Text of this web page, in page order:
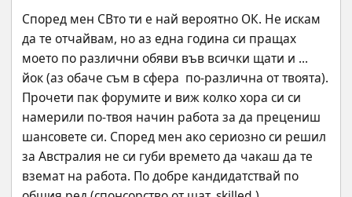
Според мен СВто ти е най вероятно ОК. Не искам
да те отчайвам, но аз една година си пращах
моето по различни обяви във всички щати и ...
йок (аз обаче съм в сфера  по-различна от твоята).
Прочети пак форумите и виж колко хора си си
намерили по-твоя начин работа за да прецениш
шансовете си. Според мен ако сериозно си решил
за Австралия не си губи времето да чакаш да те
вземат на работа. По добре кандидатствай по